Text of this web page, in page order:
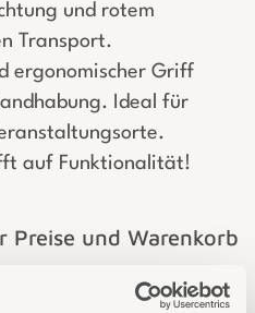
und rotem
Transport.
ergonomischer Griff
Ideal für
auf Funktionalität!
Preise und Warenkorb